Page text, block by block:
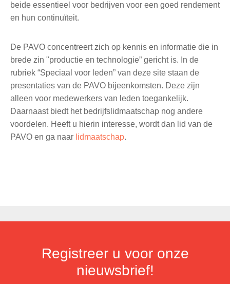
beide essentieel voor bedrijven voor een goed rendement
en hun continuïteit.
De PAVO concentreert zich op kennis en informatie die in
brede zin "productie en technologie” gericht is. In de
rubriek “Speciaal voor leden” van deze site staan de
presentaties van de PAVO bijeenkomsten. Deze zijn
alleen voor medewerkers van leden toegankelijk.
Daarnaast biedt het bedrijfslidmaatschap nog andere
voordelen. Heeft u hierin interesse, wordt dan lid van de
PAVO en ga naar lidmaatschap.
Registreer u voor onze
nieuwsbrief!